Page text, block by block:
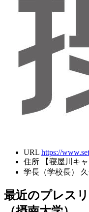
URL https://
住所
【寝屋川キ
学長（学校長）
最近のプレス